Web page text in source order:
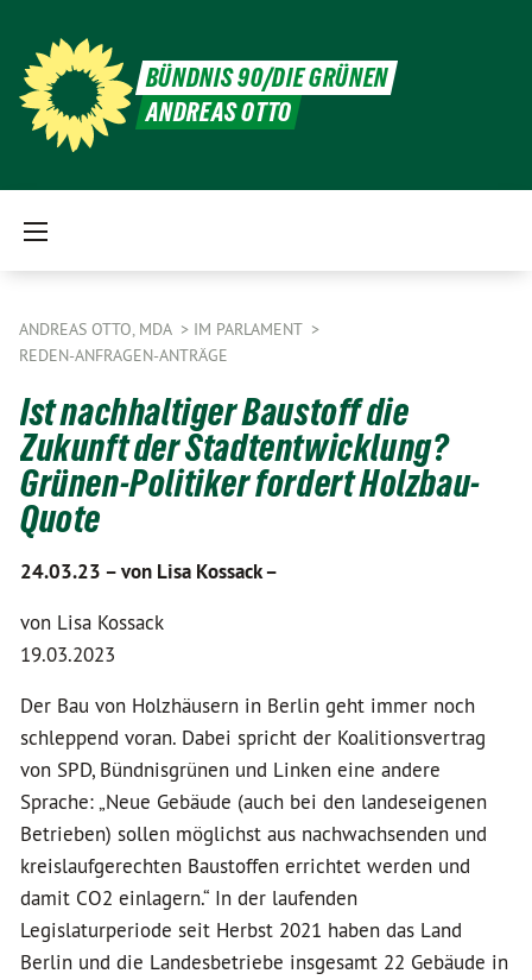
BÜNDNIS 90/DIE GRÜNEN
ANDREAS OTTO
ANDREAS OTTO, MDA
IM PARLAMENT
REDEN-ANFRAGEN-ANTRÄGE
Ist nachhaltiger Baustoff die
Zukunft der Stadtentwicklung?
Grünen-Politiker fordert Holzbau-
Quote
24.03.23 –von Lisa Kossack –
von Lisa Kossack
19.03.2023
Der Bau von Holzhäusern in Berlin geht immer noch
schleppend voran. Dabei spricht der Koalitionsvertrag
von SPD, Bündnisgrünen und Linken eine andere
Sprache: „Neue Gebäude (auch bei den landeseigenen
Betrieben) sollen möglichst aus nachwachsenden und
kreislaufgerechten Baustoffen errichtet werden und
damit CO2 einlagern.“ In der laufenden
Legislaturperiode seit Herbst 2021 haben das Land
Berlin und die Landesbetriebe insgesamt 22 Gebäude in